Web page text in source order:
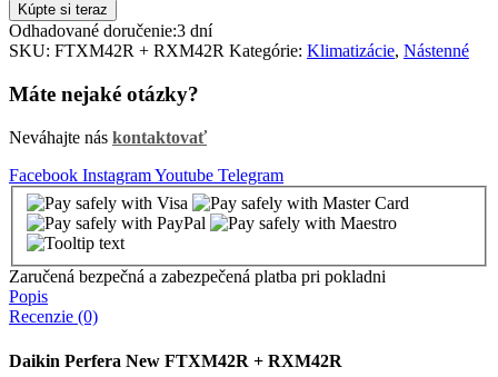
Kúpte si teraz
Odhadované doručenie:3 dní
SKU: FTXM42R + RXM42R Kategórie: Klimatizácie, Nástenné
Máte nejaké otázky?
Neváhajte nás kontaktovať
Facebook InstagramYoutube Telegram
Zaručená bezpečná a zabezpečená platba pri pokladni
Popis
Recenzie (0)
Daikin Perfera New FTXM42R + RXM42R